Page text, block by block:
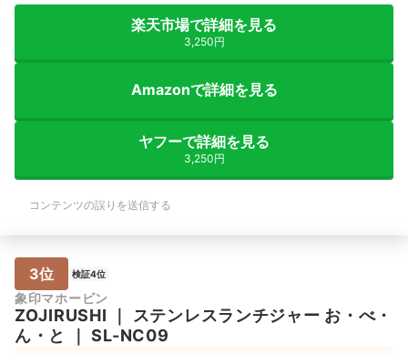
楽天市場で詳細を見る
3,250円
Amazonで詳細を見る
ヤフーで詳細を見る
3,250円
コンテンツの誤りを送信する
3位 検証4位
象印マホービン
ZOJIRUSHI ｜
ステンレスランチジャー お・べ・
ん・と
｜SL-NC09